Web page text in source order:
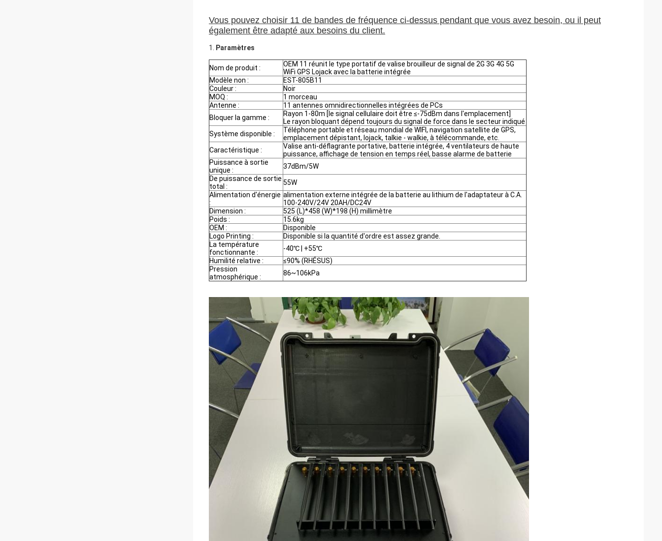
Vous pouvez choisir 11 de bandes de fréquence ci-dessus pendant que vous avez besoin, ou il peut
également être adapté aux besoins du client.
1. Paramètres
Nom de produit :
OEM 11 réunit le type portatif de valise brouilleur de signal de 2G 3G 4G 5G
WiFi GPS Lojack avec la batterie intégrée
Modèle non :
EST-805B11
Couleur :
Noir
MOQ :
1 morceau
Antenne :
11 antennes omnidirectionnelles intégrées de PCs
Bloquer la gamme :
Rayon 1-80m [le signal cellulaire doit être ≤-75dBm dans l'emplacement]
Le rayon bloquant dépend toujours du signal de force dans le secteur indiqué
Système disponible :
Téléphone portable et réseau mondial de WIFI, navigation satellite de GPS,
emplacement dépistant, lojack, talkie - walkie, à télécommande, etc.
Caractéristique :
Valise anti-déflagrante portative, batterie intégrée, 4 ventilateurs de haute
puissance, affichage de tension en temps réel, basse alarme de batterie
Puissance à sortie
unique :
37dBm/5W
De puissance de sortie
total :
55W
Alimentation d'énergie
:
alimentation externe intégrée de la batterie au lithium de l'adaptateur à C.A.
100-240V/24V 20AH/DC24V
Dimension :
525 (L)*458 (W)*198 (H) millimètre
Poids :
15.6kg
OEM :
Disponible
Logo Printing :
Disponible si la quantité d'ordre est assez grande.
La température
fonctionnante :
-40℃ | +55℃
Humilité relative :
≤90% (RHÉSUS)
Pression
atmosphérique :
86~106kPa